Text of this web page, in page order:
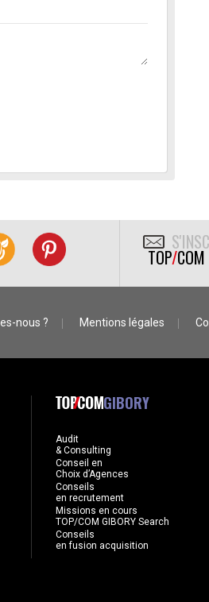
TOP/COM
nous ? Mentions légales
GIBORY
Audit
& Consulting
Conseil en
Choix d’Agences
Conseils
en recrutement
Missions en cours
TOP/COM GIBORY Search
Conseils
en fusion acquisition